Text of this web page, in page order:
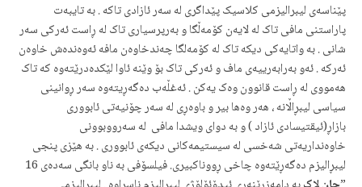
پێناسه‌ی لیبرالیزمی کلاسیک پێداگری له‌ سه‌ر ئازادی تاکه‌ . به‌ تایبه‌ت
پاراستنی مافی تاک له‌ لایه‌ن کۆمه‌ڵگا و به‌رپرسیاری تاک له‌ ڕاست ئه‌رکی سه‌ر
شانی . به‌ واتایه‌کی دیکه‌ تاک له‌ کۆمه‌لگا چه‌ندخاوه‌ن مافه‌ ئه‌وه‌نده‌ش خاوه‌ن
ئه‌رکه‌ . ئه‌و به‌رابه‌رییه‌ی ماف و ئه‌رکی تاک بۆ وێنه‌ ئاوا لێکده‌درێته‌وه‌ که‌ تاک
هه‌مووی له‌ ڕاست قانوون وه‌ک یه‌کن . ئه‌غڵه‌ب ده‌گه‌ڕیته‌وه‌ سه‌ر ڕوانینی
سیاسی لیبڕاڵانه‌ ، هه‌ر وه‌ها بیر و باوه‌ڕی له‌ سه‌ر چۆنیه‌تی ئابووری
بازاڕ(ئیقتیسادی ئازاد ) و به‌ دوای ویشدا مافی له‌ سه‌رووبوونی
خاوه‌نداریه‌تی شه‌خسی له‌ سیستیمه‌کانی دیکه‌ی ئابووری . به‌ هێزی پنجی
لیبڕالیزم ده‌گه‌ڕێته‌وه‌ چاخی ڕووناکبیری. فیلسۆفی به‌ ناو بانگی سه‌ده‌ی 16